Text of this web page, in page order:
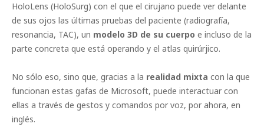
HoloLens (HoloSurg) con el que el cirujano puede ver delante
de sus ojos las últimas pruebas del paciente (radiografía,
resonancia, TAC), un modelo 3D de su cuerpo e incluso de la
parte concreta que está operando y el atlas quirúrjico.
No sólo eso, sino que, gracias a la realidad mixta con la que
funcionan estas gafas de Microsoft, puede interactuar con
ellas a través de gestos y comandos por voz, por ahora, en
inglés.